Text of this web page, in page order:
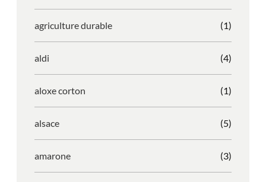
agriculture durable (1)
aldi (4)
aloxe corton (1)
alsace (5)
amarone (3)